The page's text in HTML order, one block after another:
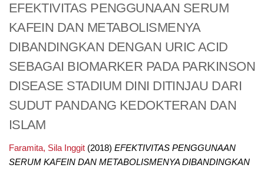
EFEKTIVITAS PENGGUNAAN SERUM
KAFEIN DAN METABOLISMENYA
DIBANDINGKAN DENGAN URIC ACID
SEBAGAI BIOMARKER PADA PARKINSON
DISEASE STADIUM DINI DITINJAU DARI
SUDUT PANDANG KEDOKTERAN DAN
ISLAM
Faramita, Sila Inggit(2018) EFEKTIVITAS PENGGUNAAN
SERUM KAFEIN DAN METABOLISMENYA DIBANDINGKAN